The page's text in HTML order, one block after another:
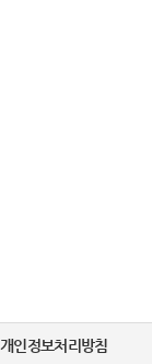
개인정보처리방침